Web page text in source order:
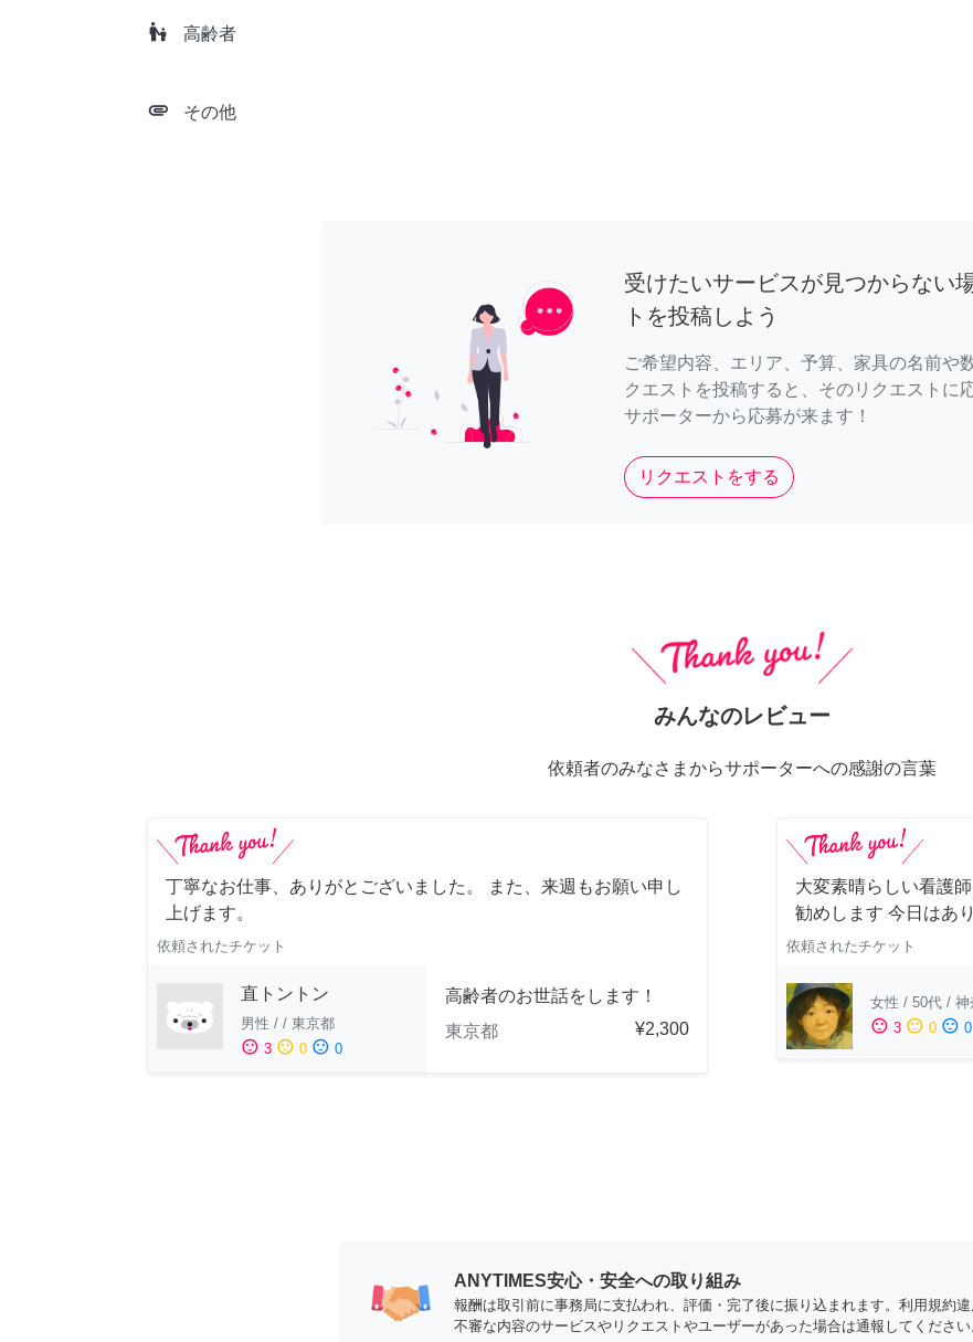
escalator_warning 高齢者
attachment その他
受けたいサービスが見つからない
トを投稿しよう
ご希望内容、エリア、予算、家具の名前や
クエストを投稿すると、そのリクエストに
サポーターから応募が来ます！
リクエストをする
みんなのレビュー
依頼者のみなさまからサポーターへの感謝の言葉
丁寧なお仕事、ありがとございました。 また、来週もお願い申し
上げます。
依頼されたチケット
直トントン
男性 / / 東京都
sentiment_satisfied 3 sentiment_neutral 0 sentiment_dissatisfied 0
高齢者のお世話をします！
東京都
¥2,300
大変素晴らしい看護
勧めします 今日はあ
依頼されたチケット
女性 / 50代 / 神
sentiment_satisfied 3 sentiment_neutral 0 sentiment_dissatisfied 0
ANYTIMES安心・安全への取り組み
報酬は取引前に事務局に支払われ、評価・完了後に振り込まれます。利用規約
不審な内容のサービスやリクエストやユーザーがあった場合は通報してください